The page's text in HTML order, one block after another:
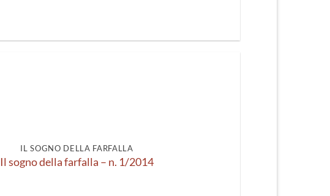
IL SOGNO DELLA FARFALLA
Il sogno della farfalla – n. 1/2014